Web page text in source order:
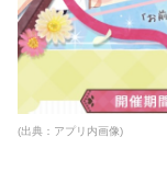
(出典：アプリ内画像)